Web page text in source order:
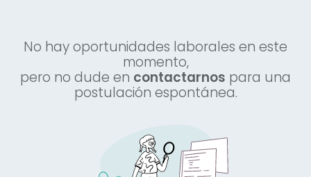
No hay oportunidades laborales en este
momento,
pero no dude en contactarnos para una
postulación espontánea.